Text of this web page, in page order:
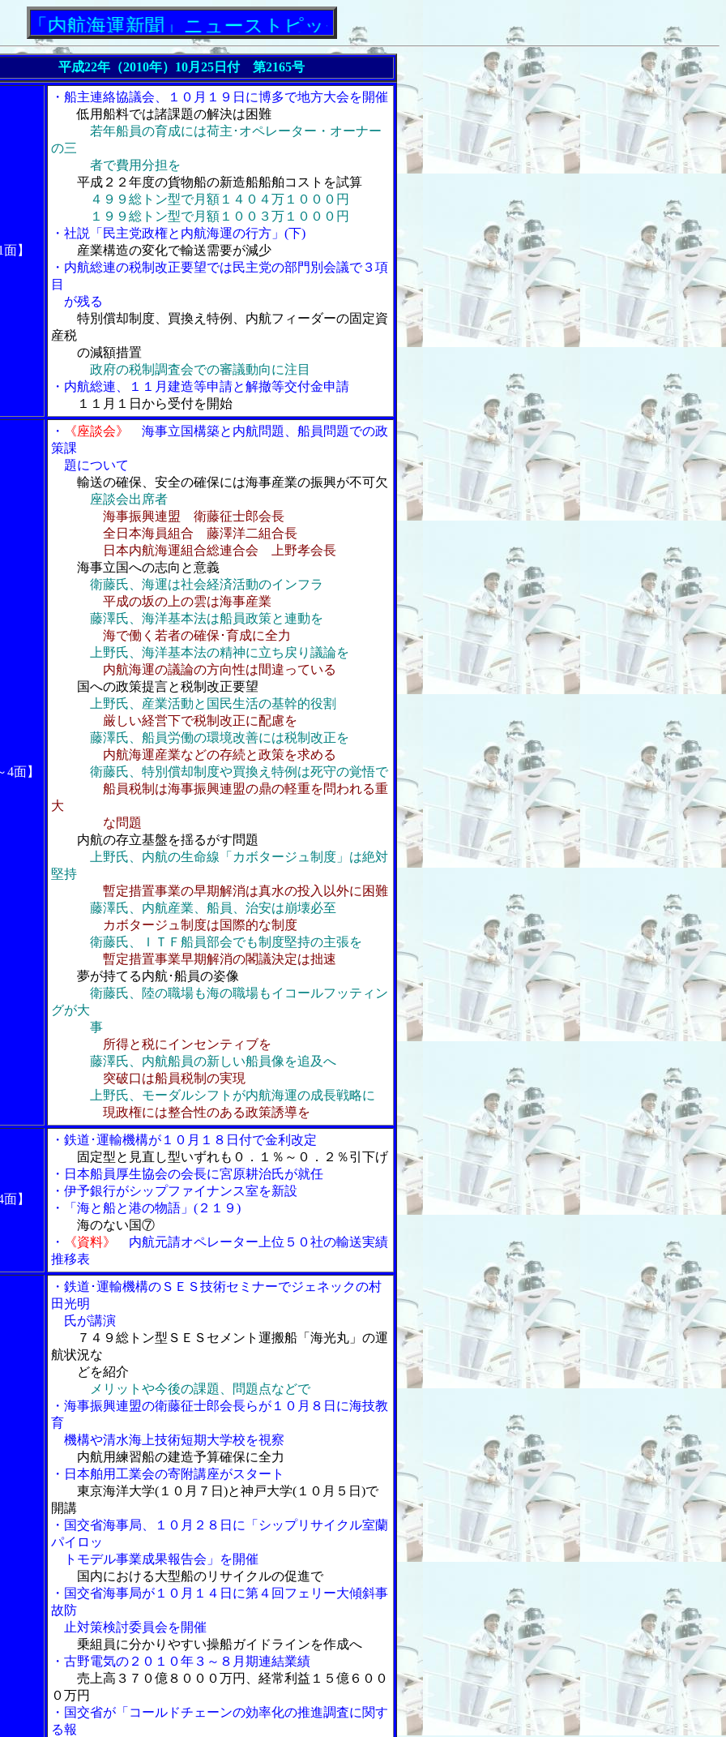
海運新聞」ニューストピックス
平成22年（2010年）10月25日付 第2165号
】
・船主連絡協議会、１０月１９日に博多で地方大会を開催
低用船料では諸課題の解決は困難
若年船員の育成には荷主･オペレーター・オーナー
の三
者で費用分担を
平成２２年度の貨物船の新造船船舶コストを試算
４９９総トン型で月額１４０４万１０００円
１９９総トン型で月額１００３万１０００円
・社説「民主党政権と内航海運の行方」(下)
産業構造の変化で輸送需要が減少
・内航総連の税制改正要望では民主党の部門別会議で３項
目
が残る
特別償却制度、買換え特例、内航フィーダーの固定資
産税
の減額措置
政府の税制調査会での審議動向に注目
・内航総連、１１月建造等申請と解撤等交付金申請
１１月１日から受付を開始
4面】
・ 《座談会》
海事立国構築と内航問題、船員問題での政
策課
題について
輸送の確保、安全の確保には海事産業の振興が不可欠
座談会出席者
海事振興連盟 衛藤征士郎会長
全日本海員組合 藤澤洋二組合長
日本内航海運組合総連合会 上野孝会長
海事立国への志向と意義
衛藤氏、海運は社会経済活動のインフラ
平成の坂の上の雲は海事産業
藤澤氏、海洋基本法は船員政策と連動を
海で働く若者の確保･育成に全力
上野氏、海洋基本法の精神に立ち戻り議論を
内航海運の議論の方向性は間違っている
国への政策提言と税制改正要望
上野氏、産業活動と国民生活の基幹的役割
厳しい経営下で税制改正に配慮を
藤澤氏、船員労働の環境改善には税制改正を
内航海運産業などの存続と政策を求める
衛藤氏、特別償却制度や買換え特例は死守の覚悟で
船員税制は海事振興連盟の鼎の軽重を問われる重
大
な問題
内航の存立基盤を揺るがす問題
上野氏、内航の生命線「カボタージュ制度」は絶対
堅持
暫定措置事業の早期解消は真水の投入以外に困難
藤澤氏、内航産業、船員、治安は崩壊必至
カボタージュ制度は国際的な制度
衛藤氏、ＩＴＦ船員部会でも制度堅持の主張を
暫定措置事業早期解消の閣議決定は拙速
夢が持てる内航･船員の姿像
衛藤氏、陸の職場も海の職場もイコールフッティン
グが大
事
所得と税にインセンティブを
藤澤氏、内航船員の新しい船員像を追及へ
突破口は船員税制の実現
上野氏、モーダルシフトが内航海運の成長戦略に
現政権には整合性のある政策誘導を
】
・鉄道･運輸機構が１０月１８日付で金利改定
固定型と見直し型いずれも０．１％～０．２％引下げ
・日本船員厚生協会の会長に宮原耕治氏が就任
・伊予銀行がシップファイナンス室を新設
・「海と船と港の物語」(２１９)
海のない国⑦
・
《資料》 内航元請オペレーター上位５０社の輸送実績
推移表
・鉄道･運輸機構のＳＥＳ技術セミナーでジェネックの村
田光明
氏が講演
７４９総トン型ＳＥＳセメント運搬船「海光丸」の運
航状況な
どを紹介
メリットや今後の課題、問題点などで
・海事振興連盟の衛藤征士郎会長らが１０月８日に海技教
育
機構や清水海上技術短期大学校を視察
内航用練習船の建造予算確保に全力
・日本舶用工業会の寄附講座がスタート
東京海洋大学(１０月７日)と神戸大学(１０月５日)で
開講
・国交省海事局、１０月２８日に「シップリサイクル室蘭
パイロッ
トモデル事業成果報告会」を開催
国内における大型船のリサイクルの促進で
・国交省海事局が１０月１４日に第４回フェリー大傾斜事
故防
止対策検討委員会を開催
乗組員に分かりやすい操船ガイドラインを作成へ
・古野電気の２０１０年３～８月期連結業績
売上高３７０億８０００万円、経常利益１５億６００
０万円
・国交省が「コールドチェーンの効率化の推進調査に関す
る報